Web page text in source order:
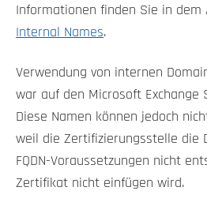
Informationen finden Sie in dem
Internal Names.
Verwendung von internen
war auf den Microsoft Exchange
Diese Namen können jedoch
weil die Zertifizierungsstelle die
FQDN-Voraussetzungen nicht
Zertifikat nicht einfügen wird.